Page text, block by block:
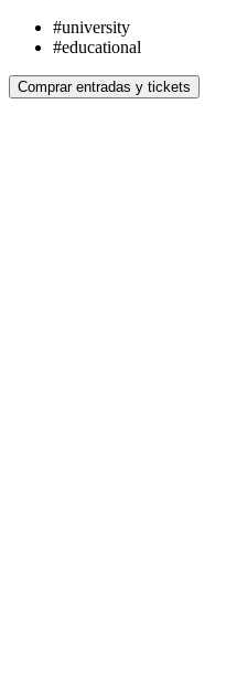
#university
#educational
Comprar entradas y tickets